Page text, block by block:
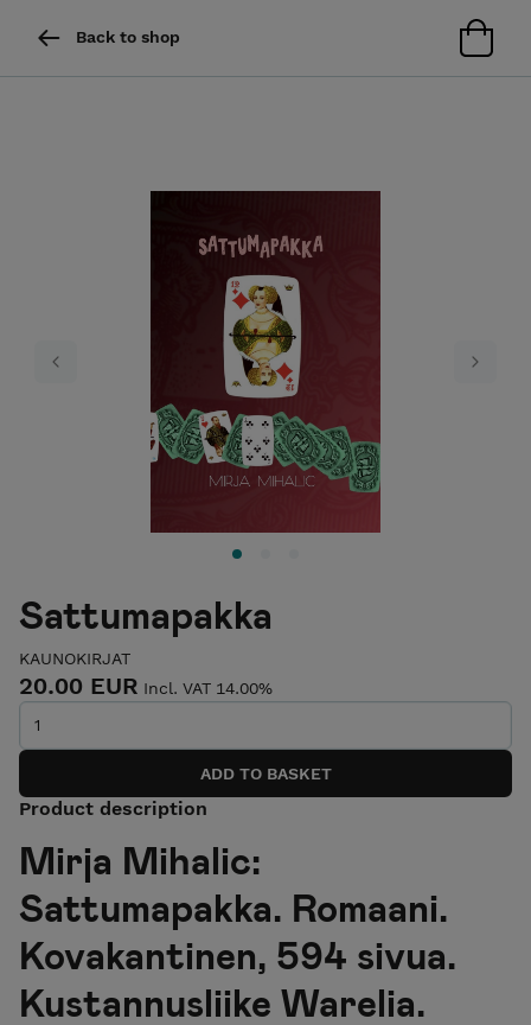
Back to shop
Previous Next
Sattumapakka
KAUNOKIRJAT
20.00 EUR Incl. VAT 14.00%
Product description
Mirja Mihalic:
Sattumapakka. Romaani.
Kovakantinen, 594 sivua.
Kustannusliike Warelia.